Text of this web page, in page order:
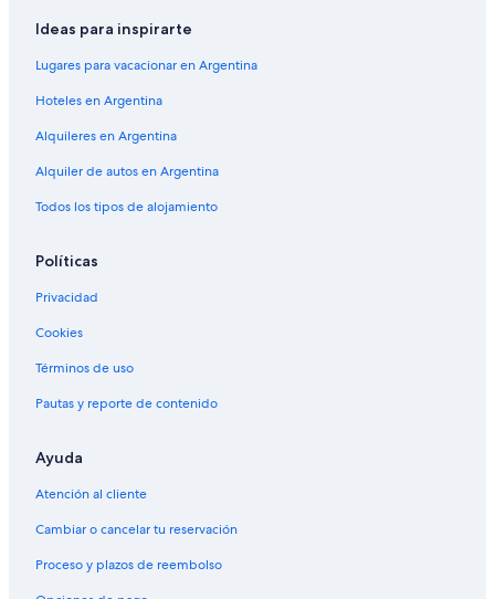
Ideas para inspirarte
Lugares para vacacionar en Argentina
Hoteles en Argentina
Alquileres en Argentina
Alquiler de autos en Argentina
Todos los tipos de alojamiento
Políticas
Privacidad
Cookies
Términos de uso
Pautas y reporte de contenido
Ayuda
Atención al cliente
Cambiar o cancelar tu reservación
Proceso y plazos de reembolso